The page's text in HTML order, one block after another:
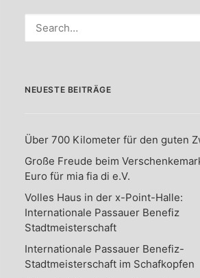
NEUESTE BEITRÄGE
Über 700 Kilometer für den guten
Große Freude beim
Euro für mia fia di e.V.
Volles Haus in der x-Point-Halle:
Internationale Passauer Benefiz
Stadtmeisterschaft
Internationale Passauer Benefiz-
Stadtmeisterschaft im Schafkopfen